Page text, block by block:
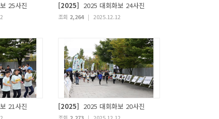
25사진 [2025] 2025 대회화보 24사진
조회 2,264 | 2025.12.12
21사진 [2025] 2025 대회화보 20사진